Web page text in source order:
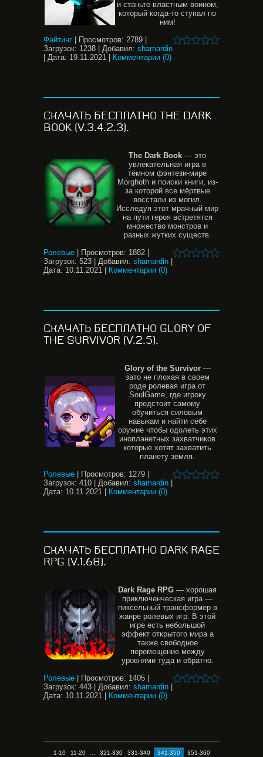
и станьте властным воином,
который когда-то ступал по
ним!
Файтинг
Просмотров: 2789
Загрузок: 1238 Добавил: shamardin
Дата: 19.11.2021 Комментарии (0)
СКАЧАТЬ БЕСПЛАТНО THE DARK
BOOK (V.3.4.2.3).
The Dark Book — это
увлекательная игра в
тёмном фэнтези-мире
Morghoth и поиски книги, из-
за которой все мёртвые
восстали из могил.
Исследуя этот мрачный мир
на пути героя встретятся
множество монстров и
разных жутких существ.
Ролевые
Просмотров: 1882
Загрузок: 523 Добавил: shamardin
Дата: 10.11.2021 Комментарии (0)
СКАЧАТЬ БЕСПЛАТНО GLORY OF
THE SURVIVOR (V.2.5).
Glory of the Survivor—
зато не плохая в своем
роде ролевая игра от
SoulGame, где игроку
предстоит самому
обучиться силовым
навыкам и найти себе
оружие чтобы одолеть этих
инопланетных захватчиков
которые хотят захватить
планету земля.
Ролевые
Просмотров: 1279
Загрузок: 410 Добавил: shamardin
Дата: 10.11.2021 Комментарии (0)
СКАЧАТЬ БЕСПЛАТНО DARK RAGE
RPG (V.1.68).
Dark Rage RPG — хорошая
приключенческая игра —
пиксельный трансформер в
жанре ролевых игр. В этой
игре есть небольшой
эффект открытого мира а
также свободное
перемещение между
уровнями туда и обратно.
Ролевые
Просмотров: 1405
Загрузок: 443 Добавил: shamardin
Дата: 10.11.2021 Комментарии (0)
1-10 11-20 ... 321-330 331-340 341-350
351-360